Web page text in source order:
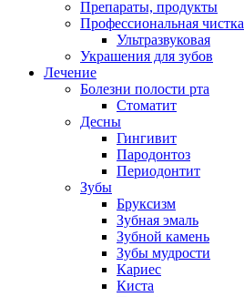
Препараты, продукты
Профессиональная чистка
Ультразвуковая
Украшения для зубов
Лечение
Болезни полости рта
Стоматит
Десны
Гингивит
Пародонтоз
Периодонтит
Зубы
Бруксизм
Зубная эмаль
Зубной камень
Зубы мудрости
Кариес
Киста